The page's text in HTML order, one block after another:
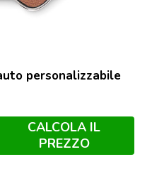
personalizzabile
CALCOLA IL
PREZZO